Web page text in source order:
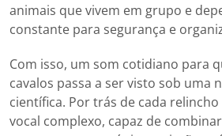
animais que vivem em grupo e
constante para segurança e
Com isso, um som cotidiano para
cavalos passa a ser visto sob uma
científica. Por trás de cada
vocal complexo, capaz de